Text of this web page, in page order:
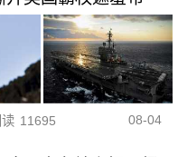
11695 08-04